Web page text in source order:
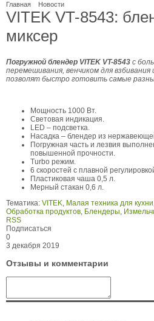
Главная Новости
VITEK VT-8543:
миксер
Погружной блендер VITEK VT-8543 с
перемешивания, венчиком для взбивания
позволят быстро готовить самые
Мощность 1000 Вт.
Световая индикация.
LED – подсветка.
Насадка – блендер из
Погружная часть и лезвия
повышенной прочности.
Turbo режим.
6 скоростей с плавной
Пластиковая чаша 0,5 л.
Мерный стакан 0,6 л.
Тематика: VITEK, Малая техника для кухни
Обработка продуктов, Блендеры,
RSS
Подписаться
0
3 декабря 2019
Отзывы и комментарии